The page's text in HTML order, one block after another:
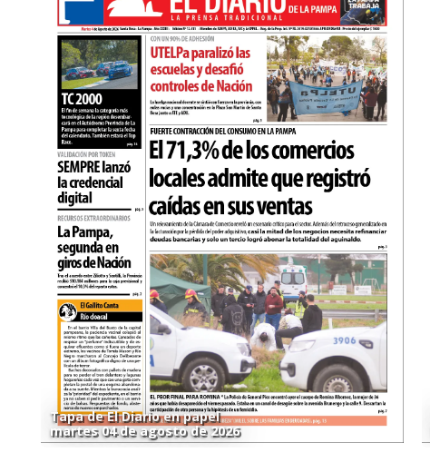
Tapa de El Diario en papel
martes 04 de agosto de 2026